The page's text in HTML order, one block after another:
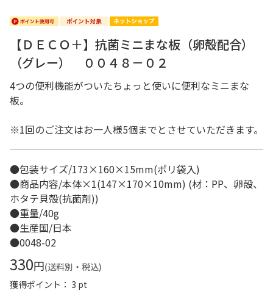
【ＤＥＣＯ＋】抗菌ミニまな板（卵殻配合）
（グレー） ００４８－０２
4つの便利機能がついたちょっと使いに便利なミニまな
板。
※1回のご注文はお一人様5個までとさせていただきます。
●包装サイズ/173×160×15mm(ポリ袋入)
●商品内容/本体×1(147×170×10mm) (材：PP、卵殻、
ホタテ貝殻(抗菌剤))
●重量/40g
●生産国/日本
●0048-02
330円(送料別・税込)
獲得ポイント： 3 pt